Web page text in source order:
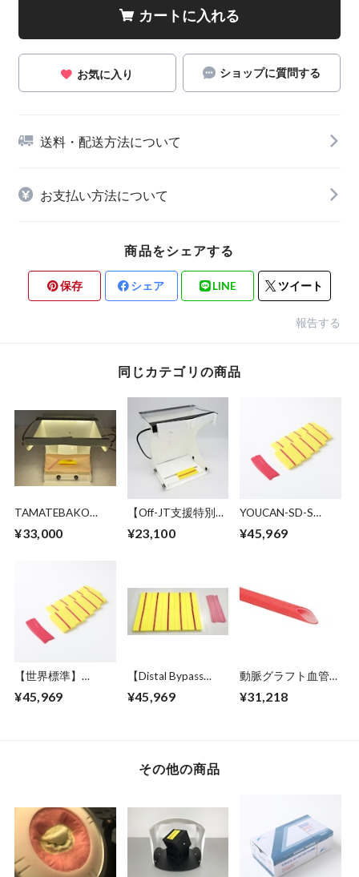
カートに入れる
お気に入り ショップに質問する
送料・配送方法について
お支払い方法について
商品をシェアする
保存 シェア LINE ツイート
報告する
同じカテゴリの商品
TAMATEBAKO
Bypass Olympic
¥33,000
【Off-JT支援特別価
Online Off-JT Kit 1
¥23,100
YOUCAN-SD-S
type動脈graft)
¥45,969
【世界標準】
(YOUCAN-SD+EXF
¥45,969
【Distal Bypass
ル】YOUCAN-SD-V
¥45,969
動脈グラフト血管モ
本 税抜: 28,380円
¥31,218
その他の商品